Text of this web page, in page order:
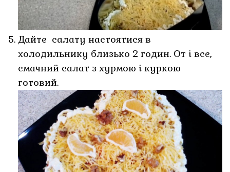
Дайте салату настоятися в
холодильнику близько 2 годин. От і все,
смачний салат з хурмою і куркою
готовий.